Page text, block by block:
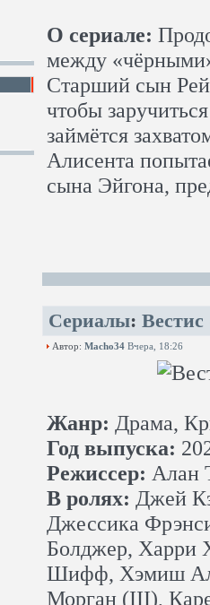
О сериале:
между
Старший сын
чтобы
займётся
Алисента
сына Эйгона,
Сериалы: Вестис
Автор: Macho34 Вчера, 18:26
Жанр: Драма,
Год выпуска:
Режиссер: Алан
В ролях: Джей
Джессика
Болджер, Харри
Шифф, Хэмиш
Морган (III),